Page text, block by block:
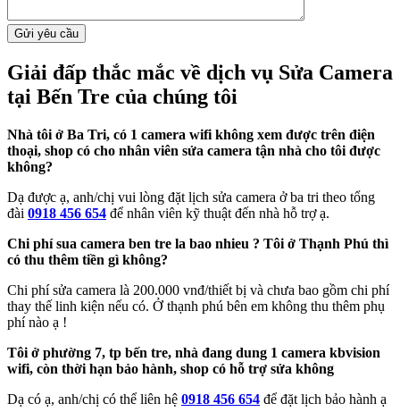
Giải đấp thắc mắc về dịch vụ Sửa Camera
tại Bến Tre của chúng tôi
Nhà tôi ở Ba Tri, có 1 camera wifi không xem được trên điện
thoại, shop có cho nhân viên sửa camera tận nhà cho tôi được
không?
Dạ được ạ, anh/chị vui lòng đặt lịch sửa camera ở ba tri theo tổng
đài 0918 456 654 để nhân viên kỹ thuật đến nhà hỗ trợ ạ.
Chi phí sua camera ben tre la bao nhieu ? Tôi ở Thạnh Phú thì
có thu thêm tiền gì không?
Chi phí sửa camera là 200.000 vnđ/thiết bị và chưa bao gồm chi phí
thay thế linh kiện nếu có. Ở thạnh phú bên em không thu thêm phụ
phí nào ạ !
Tôi ở phường 7, tp bến tre, nhà đang dung 1 camera kbvision
wifi, còn thời hạn bảo hành, shop có hỗ trợ sửa không
Dạ có ạ, anh/chị có thể liên hệ 0918 456 654 để đặt lịch bảo hành ạ